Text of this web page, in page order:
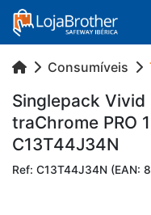
Consumíveis
Sin­gle­pack
tra­Ch­rome PRO
C13T44J34N
Ref: C13T44J34N (EAN: